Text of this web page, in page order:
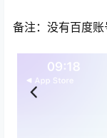
备注：没有百度账